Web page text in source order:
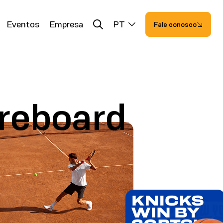
Eventos Empresa PT Fale conosco